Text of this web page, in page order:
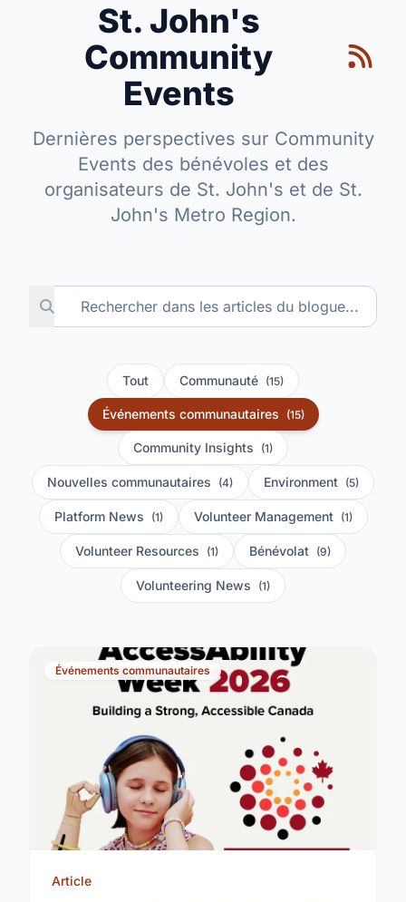
St. John's
Community
Events
Dernières perspectives sur Community
Events des bénévoles et des
organisateurs de St. John's et de St.
John's Metro Region.
Tout Communauté (15)
Événements communautaires (15)
Community Insights (1)
Nouvelles communautaires (4) Environment (5)
Platform News (1) Volunteer Management (1)
Volunteer Resources (1) Bénévolat (9)
Volunteering News (1)
Événements communautaires
Article